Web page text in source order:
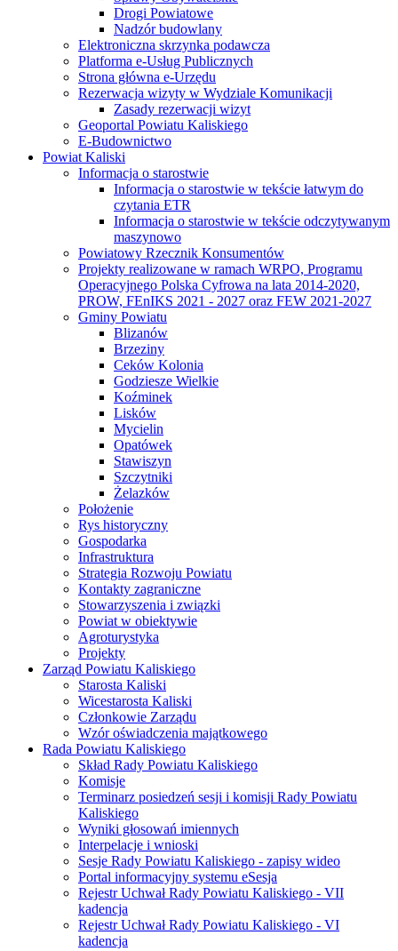
Drogi Powiatowe
Nadzór budowlany
Elektroniczna skrzynka podawcza
Platforma e-Usług Publicznych
Strona główna e-Urzędu
Rezerwacja wizyty w Wydziale Komunikacji
Zasady rezerwacji wizyt
Geoportal Powiatu Kaliskiego
E-Budownictwo
Powiat Kaliski
Informacja o starostwie
Informacja o starostwie w tekście łatwym do
czytania ETR
Informacja o starostwie w tekście odczytywanym
maszynowo
Powiatowy Rzecznik Konsumentów
Projekty realizowane w ramach WRPO, Programu
Operacyjnego Polska Cyfrowa na lata 2014-2020,
PROW, FEnIKS 2021 - 2027 oraz FEW 2021-2027
Gminy Powiatu
Blizanów
Brzeziny
Ceków Kolonia
Godziesze Wielkie
Koźminek
Lisków
Mycielin
Opatówek
Stawiszyn
Szczytniki
Żelazków
Położenie
Rys historyczny
Gospodarka
Infrastruktura
Strategia Rozwoju Powiatu
Kontakty zagraniczne
Stowarzyszenia i związki
Powiat w obiektywie
Agroturystyka
Projekty
Zarząd Powiatu Kaliskiego
Starosta Kaliski
Wicestarosta Kaliski
Członkowie Zarządu
Wzór oświadczenia majątkowego
Rada Powiatu Kaliskiego
Skład Rady Powiatu Kaliskiego
Komisje
Terminarz posiedzeń sesji i komisji Rady Powiatu
Kaliskiego
Wyniki głosowań imiennych
Interpelacje i wnioski
Sesje Rady Powiatu Kaliskiego - zapisy wideo
Portal informacyjny systemu eSesja
Rejestr Uchwał Rady Powiatu Kaliskiego - VII
kadencja
Rejestr Uchwał Rady Powiatu Kaliskiego - VI
kadencja